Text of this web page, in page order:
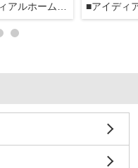
■アイディアルホーム大森本店■